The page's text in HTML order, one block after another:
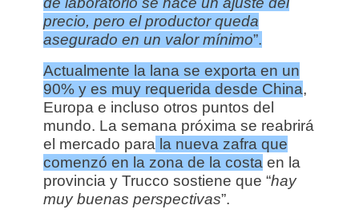
precio, pero el productor queda
asegurado en un valor mínimo”.
Actualmente la lana se exporta en un
90% y es muy requerida desde China,
Europa e incluso otros puntos del
mundo. La semana próxima se reabrirá
el mercado para la nueva zafra que
comenzó en la zona de la costa en la
provincia y Trucco sostiene que “hay
muy buenas perspectivas”.